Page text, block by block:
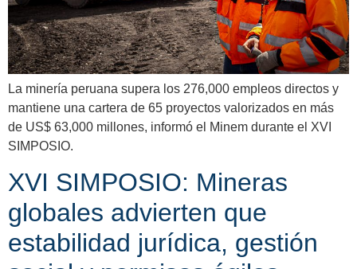
La minería peruana supera los 276,000 empleos directos y
mantiene una cartera de 65 proyectos valorizados en más
de US$ 63,000 millones, informó el Minem durante el XVI
SIMPOSIO.
XVI SIMPOSIO: Mineras
globales advierten que
estabilidad jurídica, gestión